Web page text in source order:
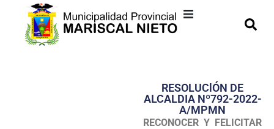
Transparencia
Seguridad
RESOLUClÓN DE
ALCALDIA Nº792-2022-
A/MPMN
RECONOCER Y FELICITAR